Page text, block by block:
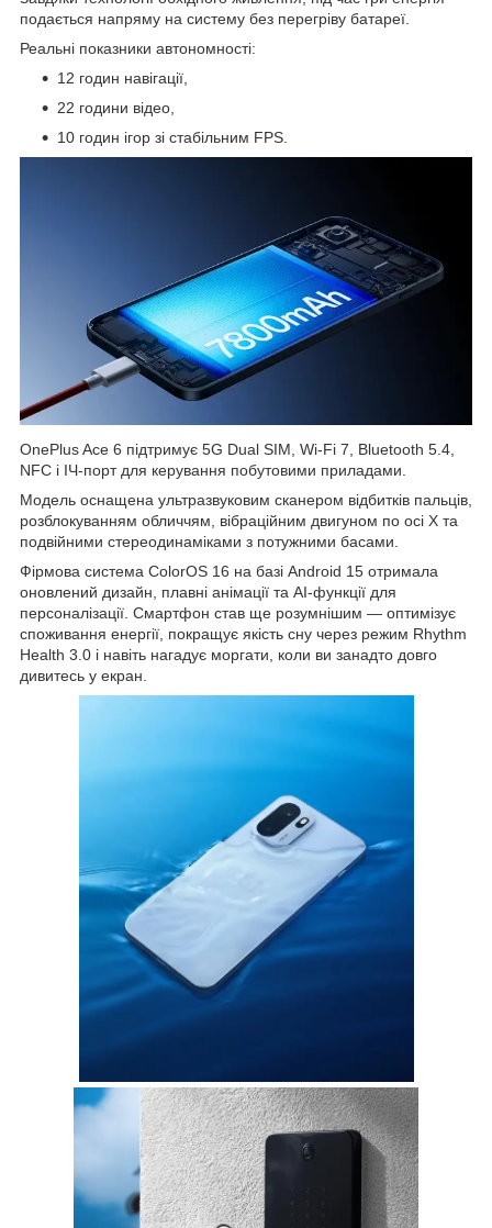
подається напряму на систему без перегріву батареї.
Реальні показники автономності:
12 годин навігації,
22 години відео,
10 годин ігор зі стабільним FPS.
OnePlus Ace 6 підтримує 5G Dual SIM, Wi-Fi 7, Bluetooth 5.4,
NFC і ІЧ-порт для керування побутовими приладами.
Модель оснащена ультразвуковим сканером відбитків пальців,
розблокуванням обличчям, вібраційним двигуном по осі X та
подвійними стереодинаміками з потужними басами.
Фірмова система ColorOS 16 на базі Android 15 отримала
оновлений дизайн, плавні анімації та AI-функції для
персоналізації. Смартфон став ще розумнішим — оптимізує
споживання енергії, покращує якість сну через режим Rhythm
Health 3.0 і навіть нагадує моргати, коли ви занадто довго
дивитесь у екран.